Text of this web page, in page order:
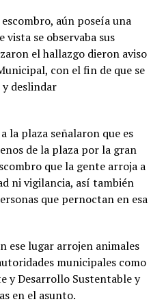
aún poseía una
vista se observaba sus
el hallazgo dieron aviso
con el fin de que se
deslindar
la plaza señalaron que es
de la plaza por la gran
que la gente arroja a
ni vigilancia, así también
que pernoctan en esa
ese lugar arrojen animales
municipales como
y Desarrollo Sustentable y
en el asunto.